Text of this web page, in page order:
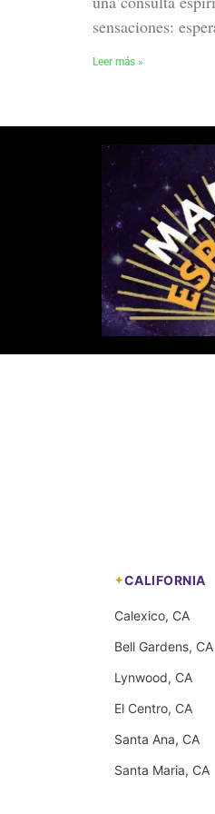
sensaciones:
Leer más »
CALIFORNIA
Calexico, CA
Bell Gardens, CA
Lynwood, CA
El Centro, CA
Santa Ana, CA
Santa Maria, CA